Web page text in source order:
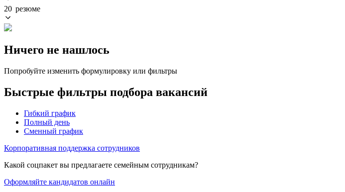
20 резюме
Ничего не нашлось
Попробуйте изменить формулировку или фильтры
Быстрые фильтры подбора вакансий
Гибкий график
Полный день
Сменный график
Корпоративная поддержка сотрудников
Какой соцпакет вы предлагаете семейным сотрудникам?
Оформляйте кандидатов онлайн